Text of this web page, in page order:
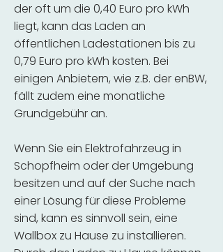
der oft um die 0,40 Euro pro kWh
liegt, kann das Laden an
öffentlichen Ladestationen bis zu
0,79 Euro pro kWh kosten. Bei
einigen Anbietern, wie z.B. der enBW,
fällt zudem eine monatliche
Grundgebühr an.
Wenn Sie ein Elektrofahrzeug in
Schopfheim oder der Umgebung
besitzen und auf der Suche nach
einer Lösung für diese Probleme
sind, kann es sinnvoll sein, eine
Wallbox zu Hause zu installieren.